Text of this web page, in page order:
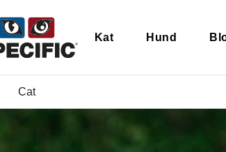
Kat Hund
Cat